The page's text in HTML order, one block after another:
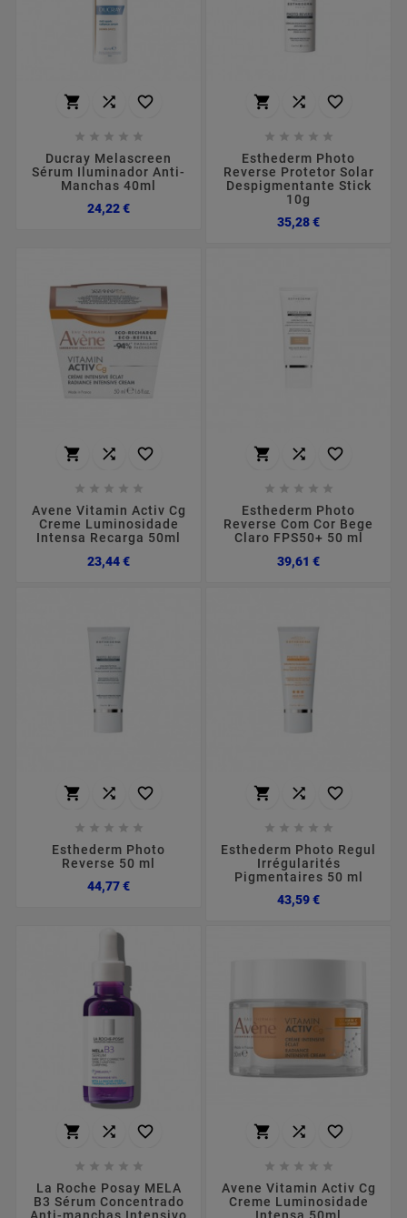
  
    
Ducray Melascreen
Sérum Iluminador Anti-
Manchas 40ml
24,22 €Preço
  
    
Esthederm Photo
Reverse Protetor Solar
Despigmentante Stick
10g
35,28 €Preço
  
    
Avene Vitamin Activ Cg
Creme Luminosidade
Intensa Recarga 50ml
23,44 €Preço
  
    
Esthederm Photo
Reverse Com Cor Bege
Claro FPS50+ 50 ml
39,61 €Preço
  
    
Esthederm Photo
Reverse 50 ml
44,77 €Preço
  
    
Esthederm Photo Regul
Irrégularités
Pigmentaires 50 ml
43,59 €Preço
  
    
La Roche Posay MELA
B3 Sérum Concentrado
  
    
Avene Vitamin Activ Cg
Creme Luminosidade